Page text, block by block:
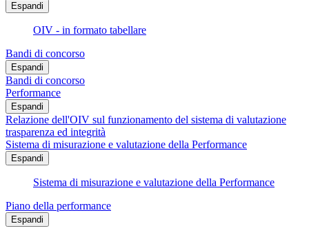
Espandi
OIV - in formato tabellare
Bandi di concorso
Espandi
Bandi di concorso
Performance
Espandi
Relazione dell'OIV sul funzionamento del sistema di valutazione
trasparenza ed integrità
Sistema di misurazione e valutazione della Performance
Espandi
Sistema di misurazione e valutazione della Performance
Piano della performance
Espandi